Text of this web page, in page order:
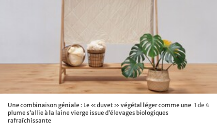
Une combinaison géniale : Le « duvet » végétal léger comme une
plume s’allie à la laine vierge issue d’élevages biologiques
rafraîchissante
1 de 4